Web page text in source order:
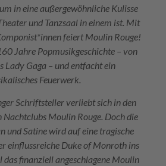
in eine außergewöhnliche Kulisse
und Tanzsaal in einem ist. Mit
feiert Moulin Rouge!
Jahre Popmusikgeschichte – von
Lady Gaga – und entfacht ein
Feuerwerk.
Schriftsteller verliebt sich in den
Nachtclubs Moulin Rouge. Doch die
und Satine wird auf eine tragische
einflussreiche Duke of Monroth ins
finanziell angeschlagene Moulin